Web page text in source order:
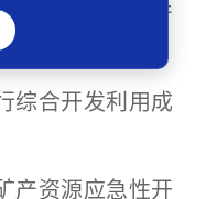
、难选冶矿产
合开发利用成
资源应急性开